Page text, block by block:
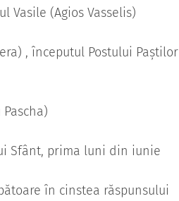
Vasile (Agios Vasselis)
, începutul Postului Paștilor
Sfânt, prima luni din iunie
în cinstea răspunsului